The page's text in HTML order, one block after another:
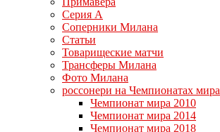
Серия А
Соперники Милана
Статьи
Товарищеские матчи
Трансферы Милана
Фото Милана
россонери на Чемпионатах мира
Чемпионат мира 2010
Чемпионат мира 2014
Чемпионат мира 2018